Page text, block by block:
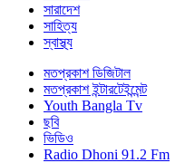
সারাদেশ
সাহিত্য
স্বাস্থ্য
মতপ্রকাশ ডিজিটাল
মতপ্রকাশ ইন্টারটেইন্মেন্ট
Youth Bangla Tv
ছবি
ভিডিও
Radio Dhoni 91.2 Fm